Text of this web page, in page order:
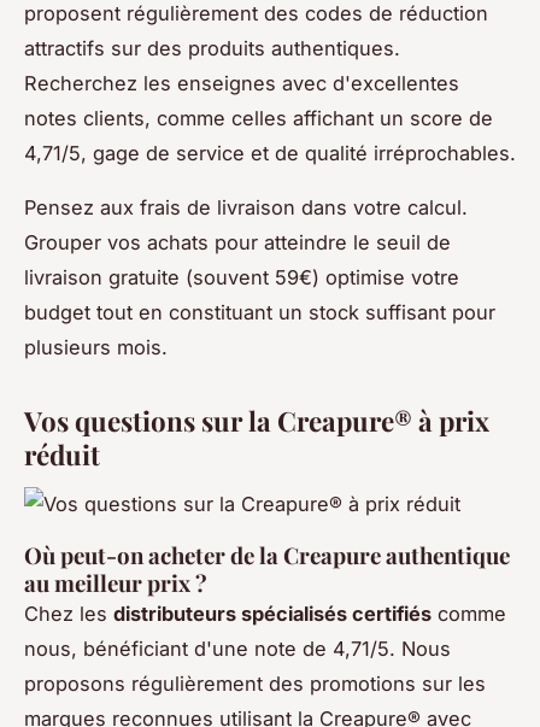
proposent régulièrement des codes de réduction
attractifs sur des produits authentiques.
Recherchez les enseignes avec d'excellentes
notes clients, comme celles affichant un score de
4,71/5, gage de service et de qualité irréprochables.
Pensez aux frais de livraison dans votre calcul.
Grouper vos achats pour atteindre le seuil de
livraison gratuite (souvent 59€) optimise votre
budget tout en constituant un stock suffisant pour
plusieurs mois.
Vos questions sur la Creapure® à prix
réduit
Où peut-on acheter de la Creapure authentique
au meilleur prix ?
Chez les distributeurs spécialisés certifiés comme
nous, bénéficiant d'une note de 4,71/5. Nous
proposons régulièrement des promotions sur les
marques reconnues utilisant la Creapure® avec